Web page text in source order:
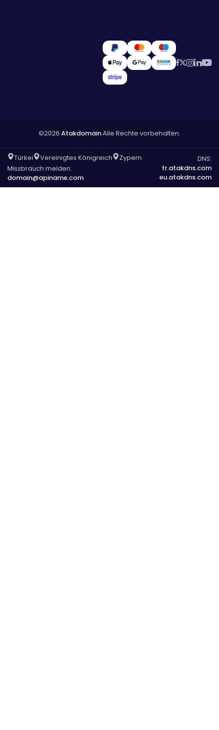
©2026 AtakdomainAlle Rechte vorbehalten.
Türkei Vereinigtes Königreich
Zypern
Missbrauch melden:
domain@apiname.com
DNS:
tr.atakdns.com
eu.atakdns.com